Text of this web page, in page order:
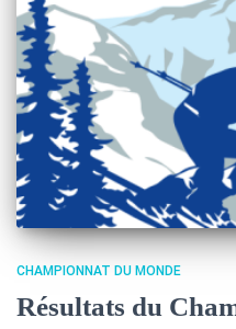
CHAMPIONNAT DU MONDE
Résultats du